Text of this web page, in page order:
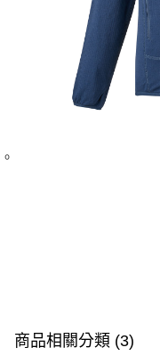
。
商品相關分類 (3)